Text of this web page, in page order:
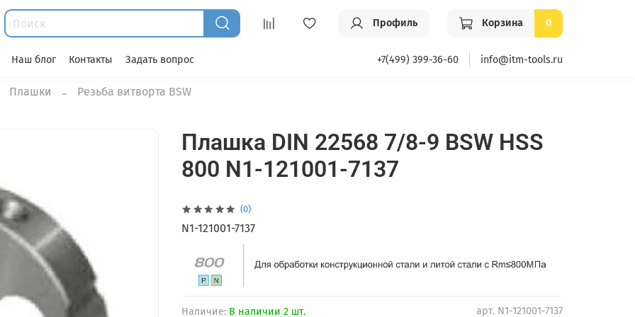
Профиль Корзина 0
Наш блог Контакты Задать вопрос +7(499) 399-36-60 info@itm-tools.ru
Плашки Резьба витворта BSW
(0)
арт. N1-121001-7137
Наличие: В наличии 2 шт.
Плашка DIN 22568 7/8-9 BSW HSS
800 N1-121001-7137
N1-121001-7137